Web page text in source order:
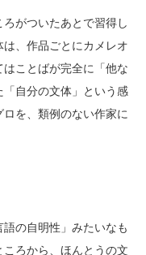
がついたあとで習得し
、作品ごとにカメレオ
ことばが完全に「他な
自分の文体」という感
を、類例のない作家に
の自明性」みたいなも
ろから、ほんとうの文